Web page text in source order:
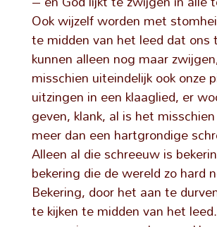
Ook wijzelf worden met
te midden van het leed dat
kunnen alleen nog maar
misschien uiteindelijk ook onze
uitzingen in een klaaglied, er
geven, klank, al is het
meer dan een hartgrondige
Alleen al die schreeuw is
bekering die de wereld zo hard
Bekering, door het aan te
te kijken te midden van het